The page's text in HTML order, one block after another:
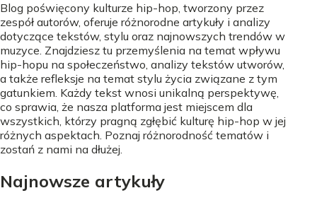
Blog poświęcony kulturze hip-hop, tworzony przez
zespół autorów, oferuje różnorodne artykuły i analizy
dotyczące tekstów, stylu oraz najnowszych trendów w
muzyce. Znajdziesz tu przemyślenia na temat wpływu
hip-hopu na społeczeństwo, analizy tekstów utworów,
a także refleksje na temat stylu życia związane z tym
gatunkiem. Każdy tekst wnosi unikalną perspektywę,
co sprawia, że nasza platforma jest miejscem dla
wszystkich, którzy pragną zgłębić kulturę hip-hop w jej
różnych aspektach. Poznaj różnorodność tematów i
zostań z nami na dłużej.
Najnowsze artykuły